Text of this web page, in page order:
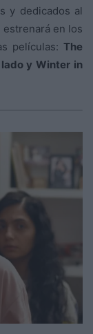
y dedicados al
en los
películas: The
y Winter in